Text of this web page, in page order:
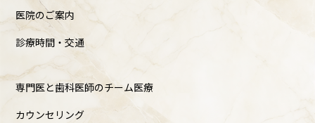
医院のご案内
診療時間・交通
専門医と歯科医師のチーム医療
カウンセリング